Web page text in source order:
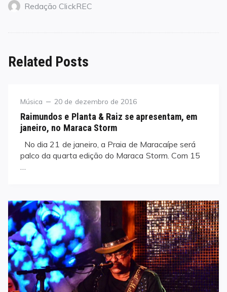
Redação ClickREC
Related Posts
Category
Música
Posted
20 de dezembro de 2016
Raimundos e Planta & Raiz se apresentam, em
janeiro, no Maraca Storm
No dia 21 de janeiro, a Praia de Maracaípe será
palco da quarta edição do Maraca Storm. Com 15